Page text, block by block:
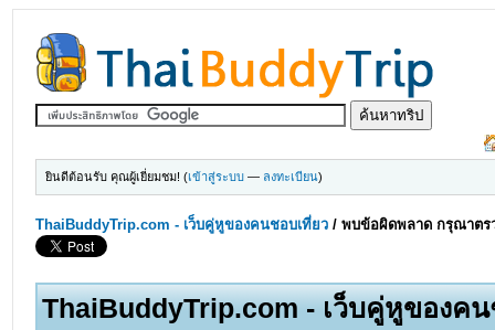
ยินดีต้อนรับ คุณผู้เยี่ยมชม! (เข้าสู่ระบบ — ลงทะเบียน)
ThaiBuddyTrip.com - เว็บคู่หูของคนชอบเที่ยว /พบข้อผิดพลาด กรุณาตร
ThaiBuddyTrip.com - เว็บคู่หูของค